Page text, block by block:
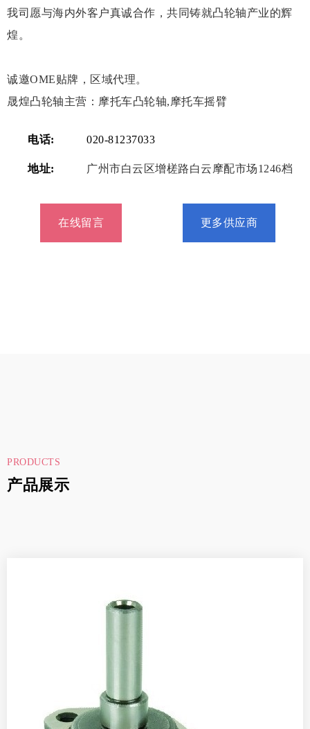
我司愿与海内外客户真诚合作，共同铸就凸轮轴产业的辉
煌。
诚邀OME贴牌，区域代理。
晟煌凸轮轴主营：摩托车凸轮轴,摩托车摇臂
电话: 020-81237033
地址: 广州市白云区增槎路白云摩配市场1246档
在线留言 更多供应商
PRODUCTS
产品展示